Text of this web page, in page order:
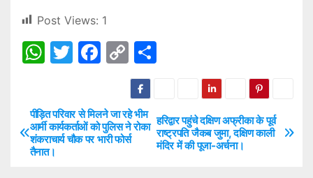
Post Views: 1
W
s
A
p
T
er
F
e
b
C
o
p
y
Li
S
e
P
o
हरिद्वार पहुंचे दक्षिण अफ्रीका के पूर्व
राष्ट्रपति जैकब जुमा, दक्षिण काली
मंदिर में की पूजा-अर्चना।
पीड़ित परिवार से मिलने जा रहे भीम
आर्मी कार्यकर्ताओं को पुलिस ने रोका
शंकराचार्य चौक पर भारी फोर्स
तैनात।